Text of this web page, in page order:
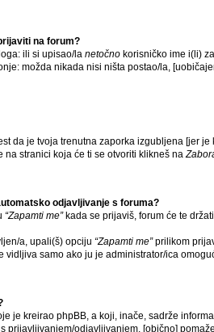
na forum?
ili si upisao/la netočno korisničko ime i(li)
možda nikada nisi ništa postao/la,
da je tvoja trenutna zaporka izgubljena [jer
na stranici koja će ti se otvoriti klikneš na
odjavljivanje s foruma?
“Zapamti me”kada se prijaviš, forum će te
a, upali(š) opciju “Zapamti me”prilikom
vidljiva samo ako ju je administrator/ica
je kreirao phpBB, a koji, inače, sadrže
prijavljivanjem/odjavljivanjem, [obično]